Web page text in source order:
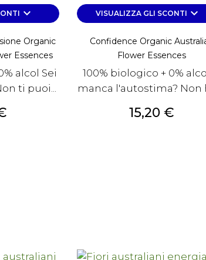
keyboard_arrow_down
Organic
Essences
alcol Sei
ti puoi...
VISUALIZZA GLI SCONTI keyboard_arrow_down
Confidence Organic
Flower Essences
100% biologico + 0%
manca l'autostima? Non
Prezzo
15,20 €